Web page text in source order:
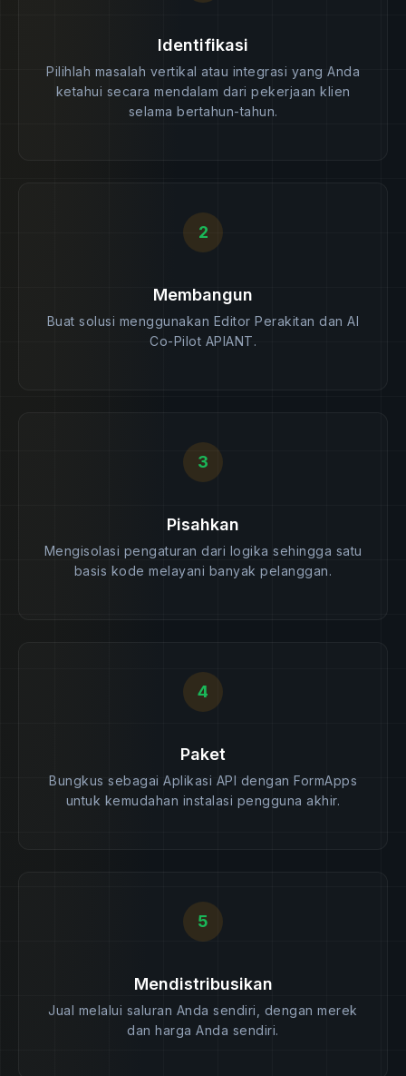
Identifikasi
Pilihlah masalah vertikal atau integrasi yang Anda
ketahui secara mendalam dari pekerjaan klien
selama bertahun-tahun.
2
Membangun
Buat solusi menggunakan Editor Perakitan dan AI
Co-Pilot APIANT.
3
Pisahkan
Mengisolasi pengaturan dari logika sehingga satu
basis kode melayani banyak pelanggan.
4
Paket
Bungkus sebagai Aplikasi API dengan FormApps
untuk kemudahan instalasi pengguna akhir.
5
Mendistribusikan
Jual melalui saluran Anda sendiri, dengan merek
dan harga Anda sendiri.